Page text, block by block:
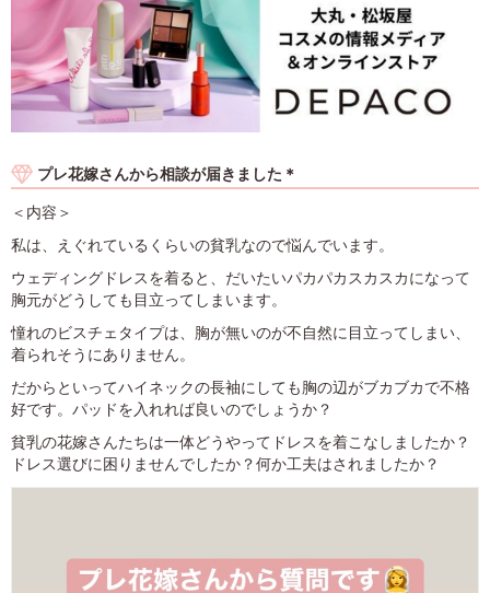
プレ花嫁さんから相談が届きました＊
＜内容＞
私は、えぐれているくらいの貧乳なので悩んでいます。
ウェディングドレスを着ると、だいたいパカパカスカスカになって
胸元がどうしても目立ってしまいます。
憧れのビスチェタイプは、胸が無いのが不自然に目立ってしまい、
着られそうにありません。
だからといってハイネックの長袖にしても胸の辺がブカブカで不格
好です。パッドを入れれば良いのでしょうか？
貧乳の花嫁さんたちは一体どうやってドレスを着こなしましたか？
ドレス選びに困りませんでしたか？何か工夫はされましたか？